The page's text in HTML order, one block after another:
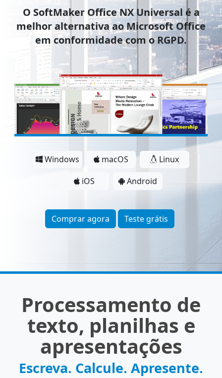
O SoftMaker Office NX Universal é a
melhor alternativa ao Microsoft Office
em conformidade com o RGPD.
Windows macOS
Linux
iOS
Android
Comprar agora Teste grátis
Processamento de
texto, planilhas e
apresentações
Escreva. Calcule. Apresente.